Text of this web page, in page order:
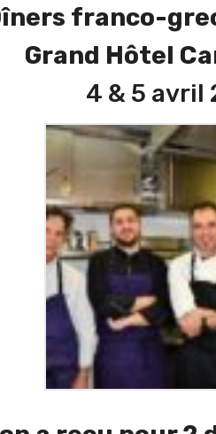
franco-
Grand Hôtel
4 & 5 avril